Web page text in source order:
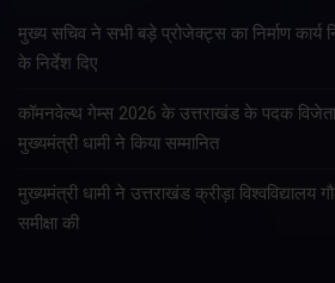
मुख्य सचिव ने सभी बड़े प्रोजेक्ट्स का निर्माण कार्य
के निर्देश दिए
कॉमनवेल्थ गेम्स 2026 के उत्तराखंड के पदक
मुख्यमंत्री धामी ने किया सम्मानित
मुख्यमंत्री धामी ने उत्तराखंड क्रीड़ा विश्वविद्यालय
समीक्षा की